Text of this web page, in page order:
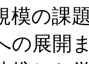
模の課
の展開